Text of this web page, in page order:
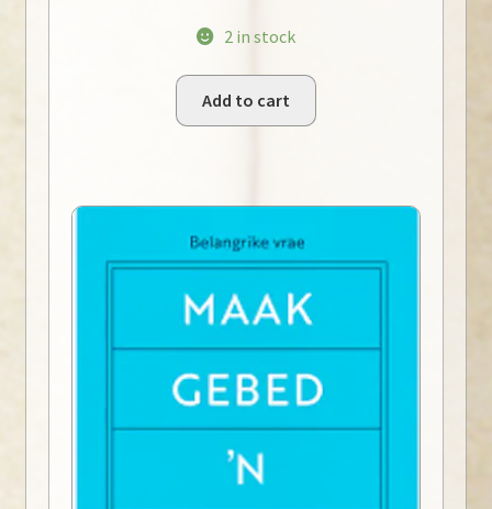
2 in stock
Add to cart